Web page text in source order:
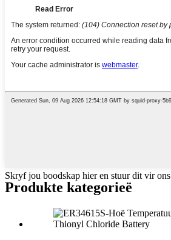
Skryf jou boodskap hier en stuur dit vir ons
Produkte kategorieë